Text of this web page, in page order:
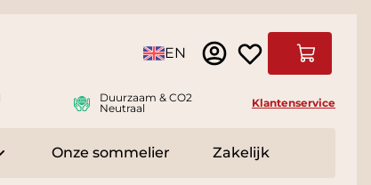
Taal EN
Duurzaam & CO2
Neutraal
Klantenservice
submenu for Accessoires
Onze sommelier Zakelijk